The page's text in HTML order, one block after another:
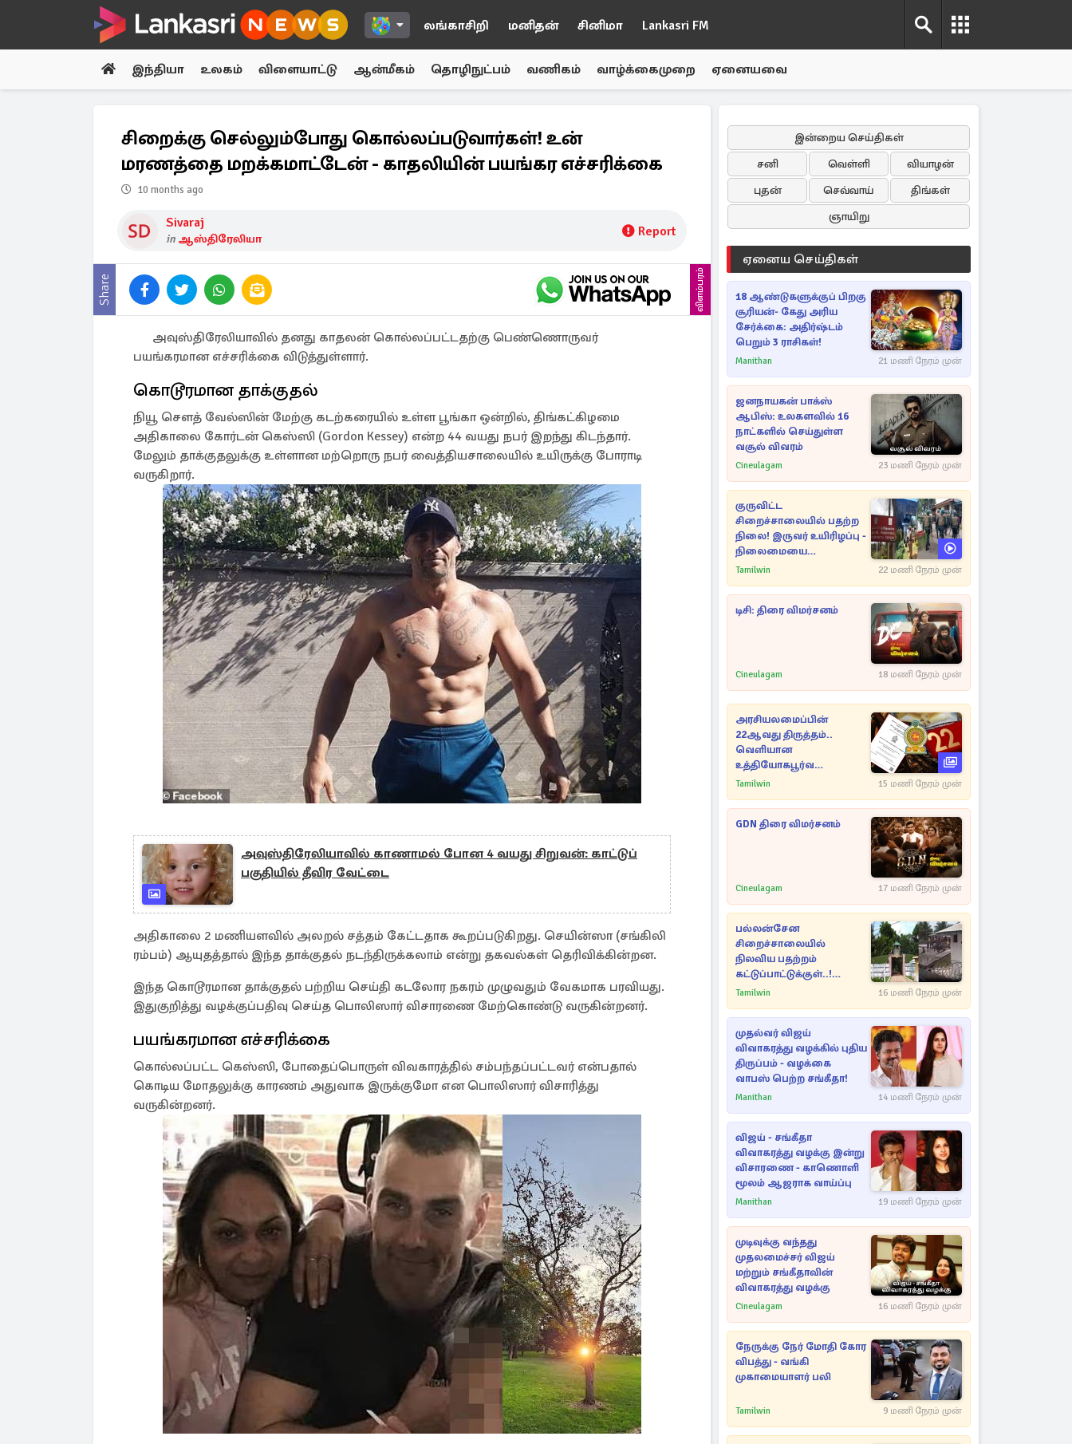
லங்காசிறி மனிதன் சினிமா Lankasri FM
இந்தியா உலகம் விளையாட்டு ஆன்மீகம் தொழிநுட்பம் வணிகம் வாழ்க்கைமுறை ஏனையவை
சிறைக்கு செல்லும்போது கொல்லப்படுவார்கள்! உன்
மரணத்தை மறக்கமாட்டேன் - காதலியின் பயங்கர எச்சரிக்கை
10 months ago
Sivaraj
in ஆஸ்திரேலியா Report
Share விளம்பரம்
அவுஸ்திரேலியாவில் தனது காதலன் கொல்லப்பட்டதற்கு பெண்ணொருவர்
பயங்கரமான எச்சரிக்கை விடுத்துள்ளார்.
கொடூரமான தாக்குதல்
நியூ சௌத் வேல்ஸின் மேற்கு கடற்கரையில் உள்ள பூங்கா ஒன்றில், திங்கட்கிழமை
அதிகாலை கோர்டன் கெஸ்ஸி (Gordon Kessey) என்ற 44 வயது நபர் இறந்து கிடந்தார்.
மேலும் தாக்குதலுக்கு உள்ளான மற்றொரு நபர் வைத்தியசாலையில் உயிருக்கு போராடி
வருகிறார்.
அவுஸ்திரேலியாவில் காணாமல் போன 4 வயது சிறுவன்: காட்டுப்
பகுதியில் தீவிர வேட்டை
அதிகாலை 2 மணியளவில் அலறல் சத்தம் கேட்டதாக கூறப்படுகிறது. செயின்ஸா (சங்கிலி
ரம்பம்) ஆயுதத்தால் இந்த தாக்குதல் நடந்திருக்கலாம் என்று தகவல்கள் தெரிவிக்கின்றன.
இந்த கொடூரமான தாக்குதல் பற்றிய செய்தி கடலோர நகரம் முழுவதும் வேகமாக பரவியது.
இதுகுறித்து வழக்குப்பதிவு செய்த பொலிஸார் விசாரணை மேற்கொண்டு வருகின்றனர்.
பயங்கரமான எச்சரிக்கை
கொல்லப்பட்ட கெஸ்ஸி, போதைப்பொருள் விவகாரத்தில் சம்பந்தப்பட்டவர் என்பதால்
கொடிய மோதலுக்கு காரணம் அதுவாக இருக்குமோ என பொலிஸார் விசாரித்து
வருகின்றனர்.
இன்றைய செய்திகள்
சனி
வெள்ளி
வியாழன்
புதன்
செவ்வாய்
திங்கள்
ஞாயிறு
ஏனைய செய்திகள்
18 ஆண்டுகளுக்குப் பிறகு
சூரியன்- கேது அரிய
சேர்க்கை: அதிர்ஷ்டம்
பெறும் 3 ராசிகள்!
Manithan 21 மணி நேரம் முன்
ஜனநாயகன் பாக்ஸ்
ஆபிஸ்: உலகளவில் 16
நாட்களில் செய்துள்ள
வசூல் விவரம்
Cineulagam 23 மணி நேரம் முன்
குருவிட்ட
சிறைச்சாலையில் பதற்ற
நிலை! இருவர் உயிரிழப்பு -
நிலைமையை
கட்டுப்படுத்த பொலிஸார்
Tamilwin 22 மணி நேரம் முன்
டிசி: திரை விமர்சனம்
Cineulagam 18 மணி நேரம் முன்
அரசியலமைப்பின்
22ஆவது திருத்தம்..
வெளியான
உத்தியோகபூர்வ
அறிவிப்பு!
Tamilwin 15 மணி நேரம் முன்
GDN திரை விமர்சனம்
Cineulagam 17 மணி நேரம் முன்
பல்லன்சேன
சிறைச்சாலையில்
நிலவிய பதற்றம்
கட்டுப்பாட்டுக்குள்..!
அதிரடியாக களமிறங்கிய
Tamilwin 16 மணி நேரம் முன்
முதல்வர் விஜய்
விவாகரத்து வழக்கில் புதிய
திருப்பம் - வழக்கை
வாபஸ் பெற்ற சங்கீதா!
Manithan 14 மணி நேரம் முன்
விஜய் - சங்கீதா
விவாகரத்து வழக்கு இன்று
விசாரணை - காணொளி
மூலம் ஆஜராக வாய்ப்பு
Manithan 19 மணி நேரம் முன்
முடிவுக்கு வந்தது
முதலமைச்சர் விஜய்
மற்றும் சங்கீதாவின்
விவாகரத்து வழக்கு
Cineulagam 16 மணி நேரம் முன்
நேருக்கு நேர் மோதி கோர
விபத்து - வங்கி
முகாமையாளர் பலி
Tamilwin 9 மணி நேரம் முன்